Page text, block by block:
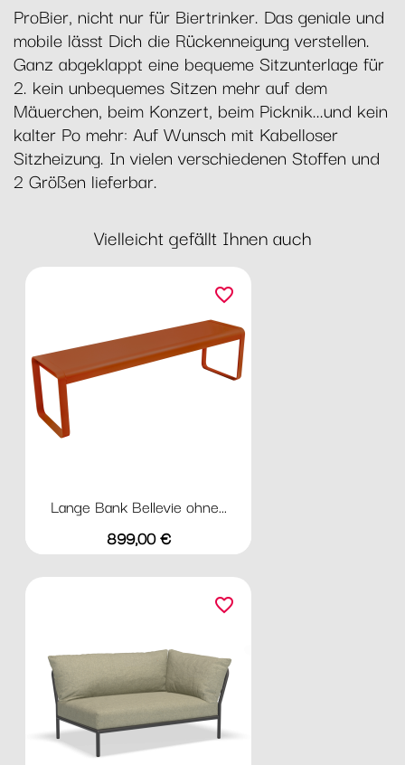
ProBier, nicht nur für Biertrinker. Das geniale und
mobile lässt Dich die Rückenneigung verstellen.
Ganz abgeklappt eine bequeme Sitzunterlage für
2. kein unbequemes Sitzen mehr auf dem
Mäuerchen, beim Konzert, beim Picknik...und kein
kalter Po mehr: Auf Wunsch mit Kabelloser
Sitzheizung. In vielen verschiedenen Stoffen und
2 Größen lieferbar.
Vielleicht gefällt Ihnen auch
Lange Bank Bellevie ohne...
Preis
899,00 €
favorite_border
favorite_border